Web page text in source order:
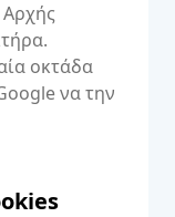
οκτάδα
να την